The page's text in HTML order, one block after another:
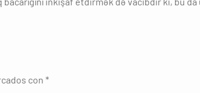
con *